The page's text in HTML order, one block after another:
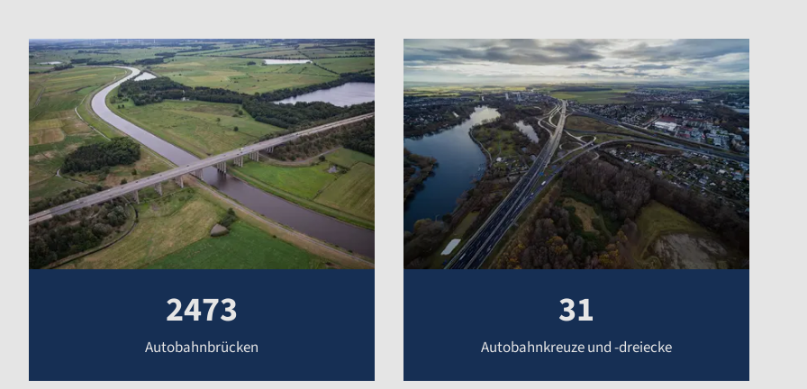
Autobahnbrücken
2473
Autobahnkreuze und -dreiecke
31